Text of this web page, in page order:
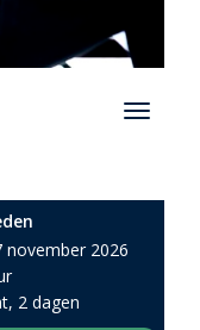
Toggle
november 2026
, 2 dagen